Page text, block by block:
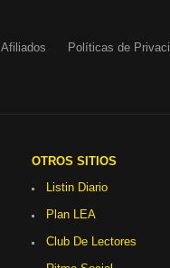
Afiliados Políticas de
OTROS SITIOS
Listin Diario
Plan LEA
Club De Lectores